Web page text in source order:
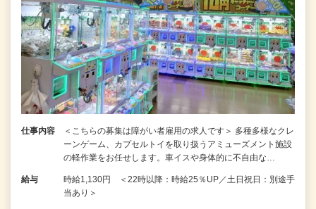
仕事内容
＜こちらの募集は障がい者雇用の求人です＞ 多種多様なクレ
ーンゲーム、カプセルトイを取り扱うアミューズメント施設
の軽作業をお任せします。車イスや身体的に不自由な…
給与
時給1,130円 ＜22時以降：時給25％UP／土日祝日：別途手
当あり＞